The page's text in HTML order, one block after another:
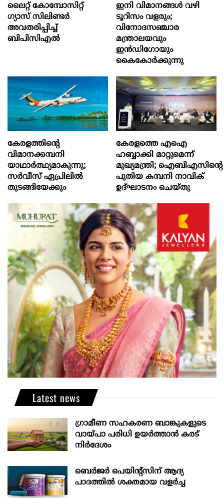
ലൈറ്റ് കോമ്പോസിറ്റ്
ഗ്യാസ് സിലിണ്ടർ
അവതരിപ്പിച്ച്
ബിപിസിഎൽ
ഇനി വിമാനങ്ങള്‍ വഴി
ടൂറിസം വളരും;
വിനോദസഞ്ചാര
മന്ത്രാലയവും
ഇന്‍ഡിഗോയും
കൈകോര്‍ക്കുന്നു
കേരളത്തിന്റെ
വിമാനക്കമ്പനി
യാഥാര്‍ത്ഥ്യമാകുന്നു;
സര്‍വീസ് ഏപ്രിലില്‍
തുടങ്ങിയേക്കും
കേരളത്തെ എഐ
ഹബ്ബാക്കി മാറ്റുമെന്ന്
മുഖ്യമന്ത്രി; ഐബിഎസിന്റെ
പുതിയ കമ്പനി നാവിക്
ഉദ്ഘാടനം ചെയ്തു
Latest news
ഗ്രാമീണ സഹകരണ ബാങ്കുകളുടെ
വായ്പാ പരിധി ഉയർത്താൻ കരട്
നിർദേശം
ബെർജർ പെയിന്റ്സിന് ആദ്യ
പാദത്തിൽ ശക്തമായ വളർച്ച